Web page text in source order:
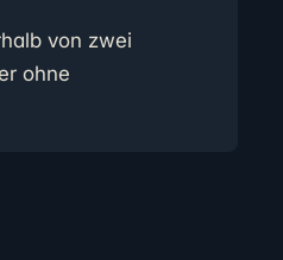
von zwei
ohne